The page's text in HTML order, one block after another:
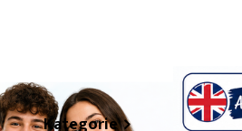
Kategorie